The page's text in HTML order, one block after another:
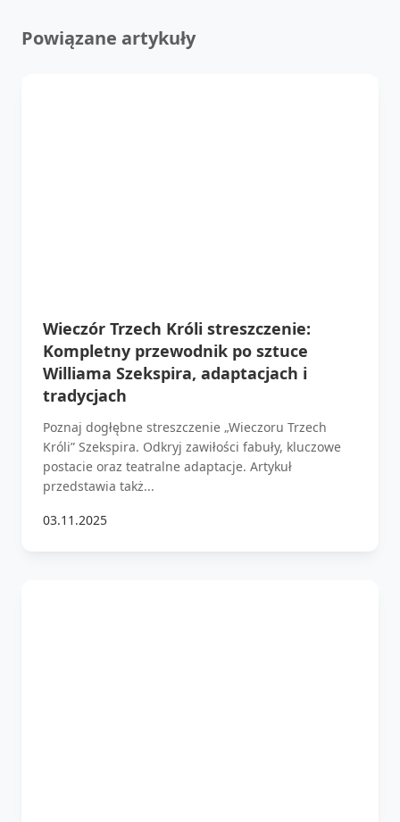
Powiązane artykuły
Wieczór Trzech Króli streszczenie:
Kompletny przewodnik po sztuce
Williama Szekspira, adaptacjach i
tradycjach
Poznaj dogłębne streszczenie „Wieczoru Trzech
Króli” Szekspira. Odkryj zawiłości fabuły, kluczowe
postacie oraz teatralne adaptacje. Artykuł
przedstawia takż...
03.11.2025